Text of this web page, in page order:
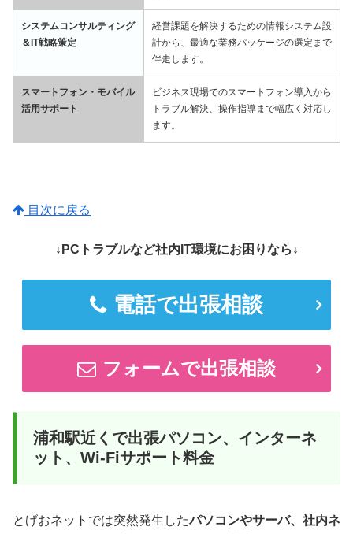
システムコンサルティング
＆IT戦略策定
経営課題を解決するための情報システム設
計から、最適な業務パッケージの選定まで
伴走します。
スマートフォン・モバイル
活用サポート
ビジネス現場でのスマートフォン導入から
トラブル解決、操作指導まで幅広く対応し
ます。
目次に戻る
↓PCトラブルなど社内IT環境にお困りなら↓
電話で出張相談
フォームで出張相談
浦和駅近くで出張パソコン、インターネ
ット、Wi-Fiサポート料金
とげおネットでは突然発生したパソコンやサーバ、社内ネ